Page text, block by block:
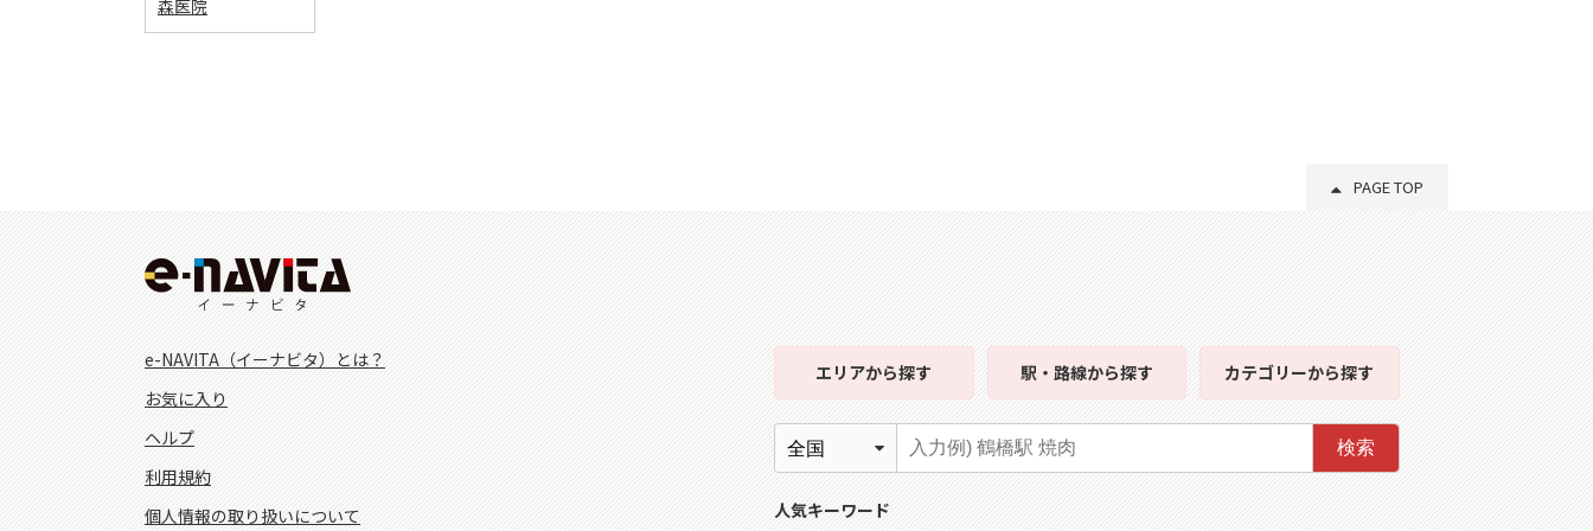
森医院
PAGE TOP
e-NAVITA（イーナビタ）とは？
お気に入り
ヘルプ
利用規約
個人情報の取り扱いについて
エリアから探す 駅・路線から探す カテゴリーから探す
検索
人気キーワード